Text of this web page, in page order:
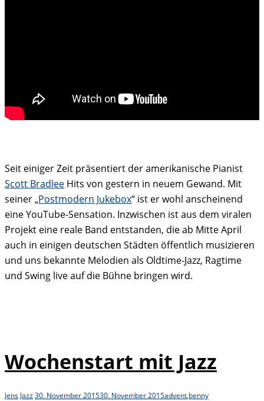
Seit einiger Zeit präsentiert der amerikanische Pianist
Scott Bradlee Hits von gestern in neuem Gewand. Mit
seiner „Postmodern Jukebox“ ist er wohl anscheinend
eine YouTube-Sensation. Inzwischen ist aus dem viralen
Projekt eine reale Band entstanden, die ab Mitte April
auch in einigen deutschen Städten öffentlich musizieren
und uns bekannte Melodien als Oldtime-Jazz, Ragtime
und Swing live auf die Bühne bringen wird.
Wochenstart mit Jazz
Jens Jazz30. November 201530. November 2015advent,benny